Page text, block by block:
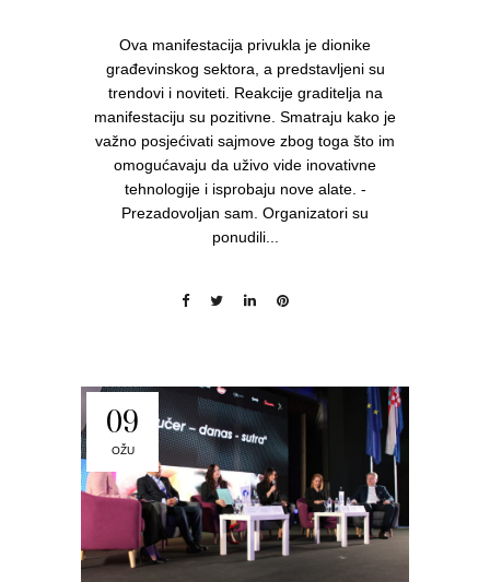
Ova manifestacija privukla je dionike
građevinskog sektora, a predstavljeni su
trendovi i noviteti. Reakcije graditelja na
manifestaciju su pozitivne. Smatraju kako je
važno posjećivati sajmove zbog toga što im
omogućavaju da uživo vide inovativne
tehnologije i isprobaju nove alate. -
Prezadovoljan sam. Organizatori su
ponudili...
09
OŽU